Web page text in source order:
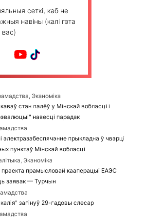
сеткі, каб не
навіны (калі гэта
вас)
Эканоміка
стан палёў у Мінскай вобласці і
навесці парадак
электразабеспячэнне прыкладна ў чвэрці
пунктаў Мінскай вобласці
Эканоміка
прамысловай кааперацыі ЕАЭС
заявак — Турчын
загінуў 29-гадовы слесар